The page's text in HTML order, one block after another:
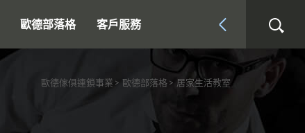
歐德部落格 客戶服務
歐德傢俱連鎖事業 歐德部落格 居家生活教室